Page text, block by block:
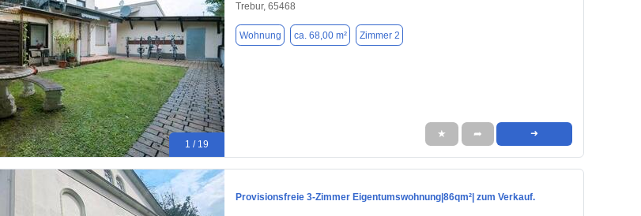
1 / 19
Trebur, 65468
Wohnung ca. 68,00 m² Zimmer 2
★ ➦ ➜
Provisionsfreie 3-Zimmer Eigentumswohnung|86qm²| zum Verkauf.